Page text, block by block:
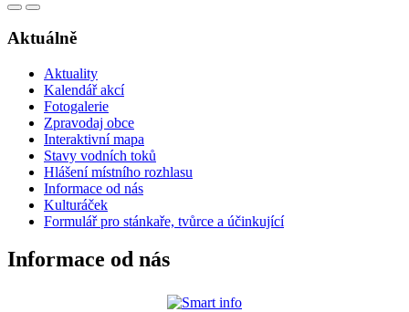
Aktuálně
Aktuality
Kalendář akcí
Fotogalerie
Zpravodaj obce
Interaktivní mapa
Stavy vodních toků
Hlášení místního rozhlasu
Informace od nás
Kulturáček
Formulář pro stánkaře, tvůrce a účinkující
Informace od nás